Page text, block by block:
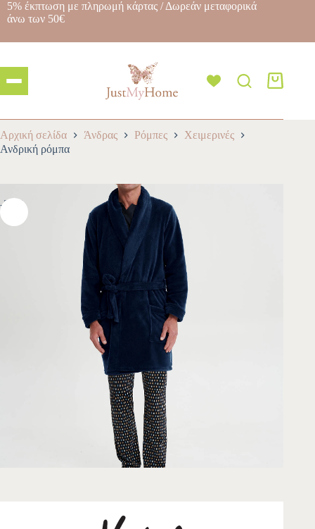
5% έκπτωση με πληρωμή κάρτας / Δωρεάν μεταφορικά
άνω των 50€
Αρχική σελίδα Άνδρας Ρόμπες
Χειμερινές
Ανδρική ρόμπα
-30%